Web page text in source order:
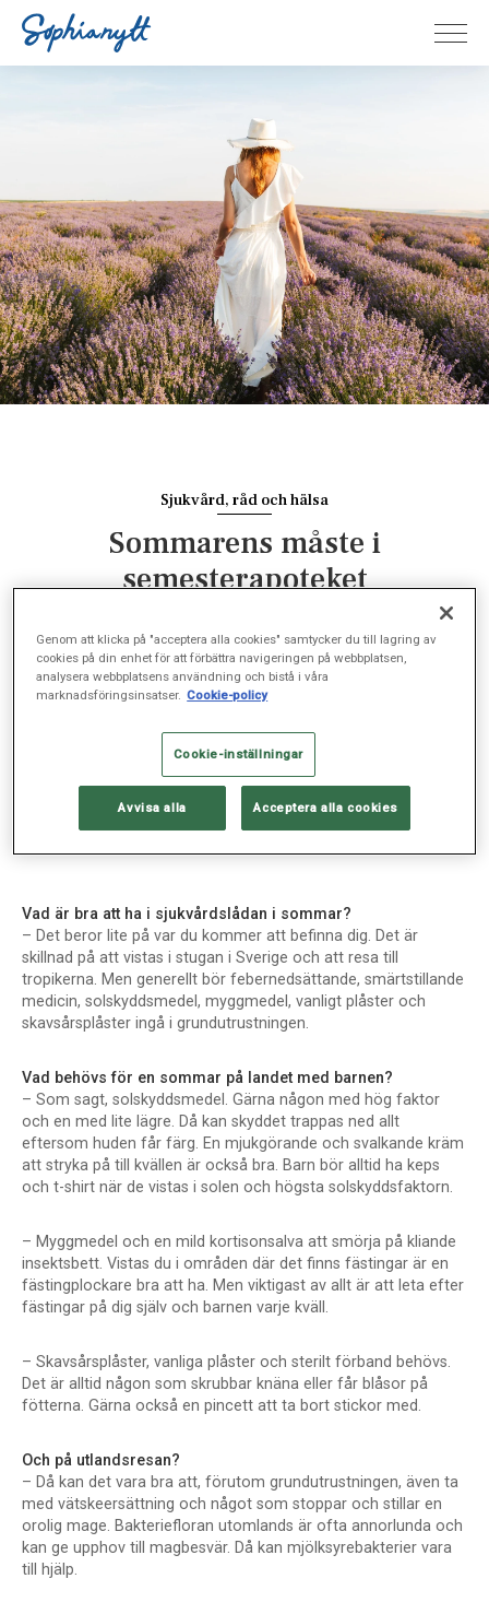
Sjukvård, råd och hälsa
Sommarens måste i
semesterapoteket
Sommaren är äntligen här och med den kommer
semestern. Claes Wirgin, allmänspecialist på
Sophiahemmet Sjukhus tipsar om vad som bör
finnas i hemmaapoteket och vad du ska ta med dig
på resan.
Vad är bra att ha i sjukvårdslådan i sommar?
– Det beror lite på var du kommer att befinna dig. Det är
skillnad på att vistas i stugan i Sverige och att resa till
tropikerna. Men generellt bör febernedsättande, smärtstillande
medicin, solskyddsmedel, myggmedel, vanligt plåster och
skavsårsplåster ingå i grundutrustningen.
Vad behövs för en sommar på landet med barnen?
– Som sagt, solskyddsmedel. Gärna någon med hög faktor
och en med lite lägre. Då kan skyddet trappas ned allt
eftersom huden får färg. En mjukgörande och svalkande kräm
att stryka på till kvällen är också bra. Barn bör alltid ha keps
och t-shirt när de vistas i solen och högsta solskyddsfaktorn.
– Myggmedel och en mild kortisonsalva att smörja på kliande
insektsbett. Vistas du i områden där det finns fästingar är en
fästingplockare bra att ha. Men viktigast av allt är att leta efter
fästingar på dig själv och barnen varje kväll.
– Skavsårsplåster, vanliga plåster och sterilt förband behövs.
Det är alltid någon som skrubbar knäna eller får blåsor på
fötterna. Gärna också en pincett att ta bort stickor med.
Och på utlandsresan?
– Då kan det vara bra att, förutom grundutrustningen, även ta
med vätskeersättning och något som stoppar och stillar en
orolig mage. Bakteriefloran utomlands är ofta annorlunda och
kan ge upphov till magbesvär. Då kan mjölksyrebakterier vara
till hjälp.
Genom att klicka på "acceptera alla cookies" samtycker du till lagring av
cookies på din enhet för att förbättra navigeringen på webbplatsen,
analysera webbplatsens användning och bistå i våra
marknadsföringsinsatser. Cookie-policy
Cookie-inställningar
Avvisa alla Acceptera alla cookies